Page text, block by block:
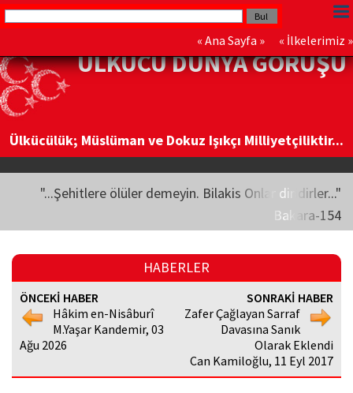
« Ana Sayfa » « İlkelerimiz »
ÜLKÜCÜ DÜNYA GÖRÜŞÜ
Ülkücülük; Müslüman ve Dokuz Işıkçı Milliyetçiliktir...
"...Şehitlere ölüler demeyin. Bilakis Onlar diridirler..."
Bakara-154
HABERLER
ÖNCEKİ HABER
Hâkim en-Nisâburî
M.Yaşar Kandemir, 03
Ağu 2026
SONRAKİ HABER
Zafer Çağlayan Sarraf
Davasına Sanık
Olarak Eklendi
Can Kamiloğlu, 11 Eyl 2017